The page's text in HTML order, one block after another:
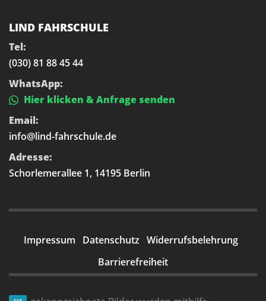
LIND FAHRSCHULE
Tel:
(030) 81 88 45 44
WhatsApp:
Hier klicken & Anfrage senden
Email:
info@lind-fahrschule.de
Adresse:
Schorlemerallee 1, 14195 Berlin
Impressum Datenschutz Widerrufsbelehrung
Barrierefreiheit